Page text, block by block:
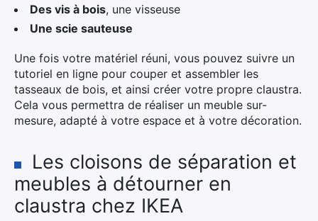
Des vis à bois, une visseuse
Une scie sauteuse
Une fois votre matériel réuni, vous pouvez suivre un
tutoriel en ligne pour couper et assembler les
tasseaux de bois, et ainsi créer votre propre claustra.
Cela vous permettra de réaliser un meuble sur-
mesure, adapté à votre espace et à votre décoration.
Les cloisons de séparation et
meubles à détourner en
claustra chez IKEA